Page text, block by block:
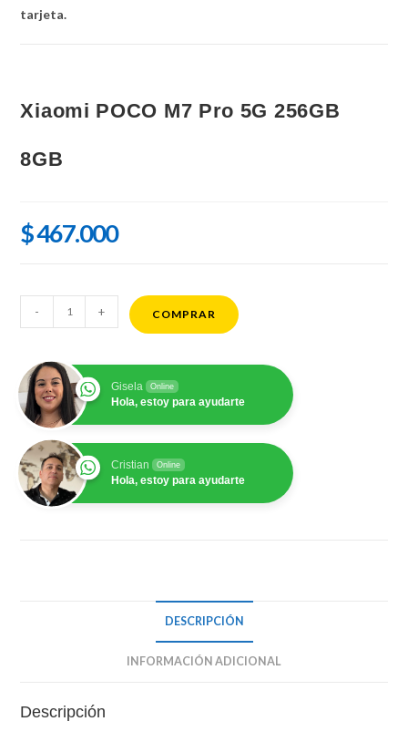
tarjeta.
Xiaomi POCO M7 Pro 5G 256GB
8GB
$467.000
POCO
Pro
5G
256GB
8GB
cantidad
- + COMPRAR
Gisela Online
Hola, estoy para ayudarte
Cristian Online
Hola, estoy para ayudarte
DESCRIPCIÓN
INFORMACIÓN ADICIONAL
Descripción